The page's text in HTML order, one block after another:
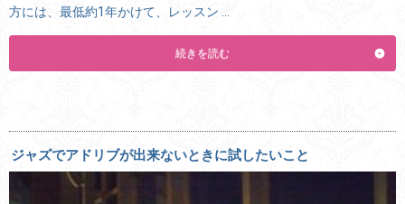
方には、最低約1年かけて、レッスン …
続きを読む
ジャズでアドリブが出来ないときに試したいこと